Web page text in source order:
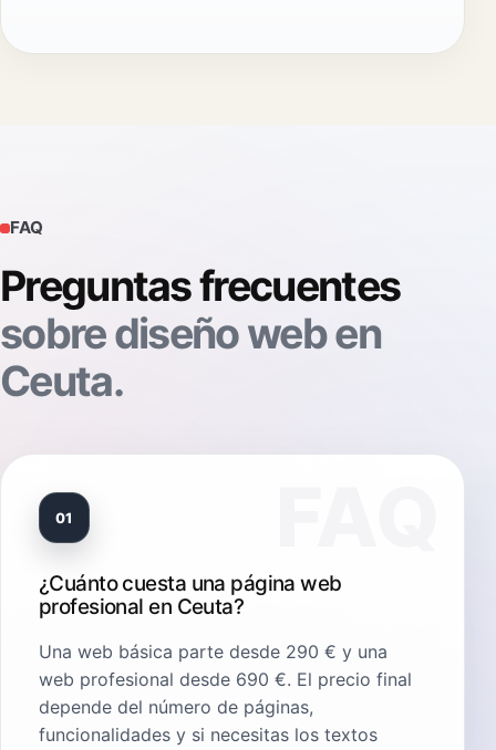
FAQ
Preguntas frecuentes
sobre diseño web en
Ceuta.
01
¿Cuánto cuesta una página web
profesional en Ceuta?
Una web básica parte desde 290 € y una
web profesional desde 690 €. El precio final
depende del número de páginas,
funcionalidades y si necesitas los textos